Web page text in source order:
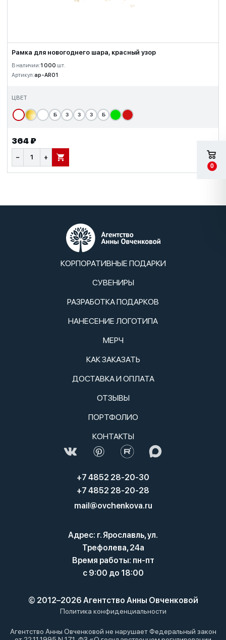
Рамка для новогоднего шара, красный узор
В наличии:1 000 шт.
Артикул:ap-AR01
ЦВЕТ
Б З З З Б
364 ₽
− + В КОРЗИНУ
КОРПОРАТИВНЫЕ ПОДАРКИ
СУВЕНИРЫ
РАЗРАБОТКА ПОДАРКОВ
НАНЕСЕНИЕ ЛОГОТИПА
МЕРЧ
КАК ЗАКАЗАТЬ
ДОСТАВКА И ОПЛАТА
ОТЗЫВЫ
ПОРТФОЛИО
КОНТАКТЫ
+7 4852 28-20-30
+7 4852 28-20-28
mail@ovchenkova.ru
Адрес: г. Ярославль, ул.
Трефолева, 24а
Время работы: пн-пт
с 9:00 до 18:00
Политика конфиденциальности
© 2012–2026 Агентство Анны Овченковой
Агентство Анны Овченковой не нарушает Федеральный закон
0